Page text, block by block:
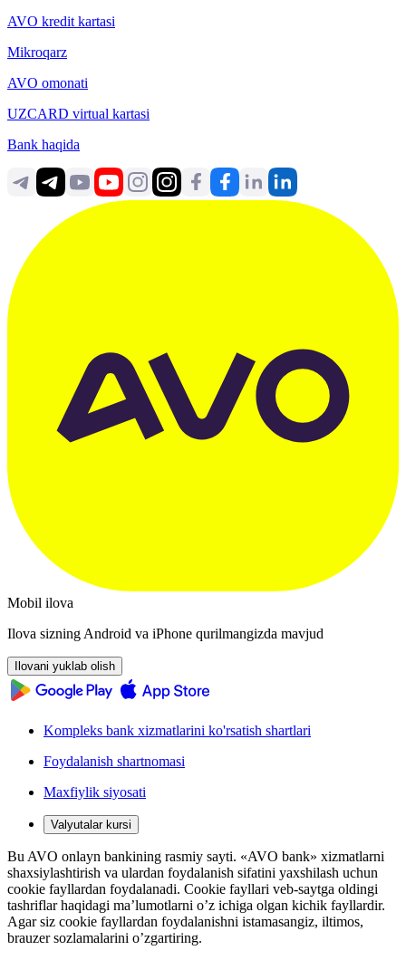
AVO kredit kartasi
Mikroqarz
AVO omonati
UZCARD virtual kartasi
Bank haqida
Mobil ilova
Ilova sizning Android va iPhone qurilmangizda mavjud
Ilovani yuklab olish
Kompleks bank xizmatlarini ko'rsatish shartlari
Foydalanish shartnomasi
Maxfiylik siyosati
Valyutalar kursi
Bu AVO onlayn bankining rasmiy sayti. «AVO bank» xizmatlarni
shaxsiylashtirish va ulardan foydalanish sifatini yaxshilash uchun
cookie fayllardan foydalanadi. Cookie fayllari veb-saytga oldingi
tashriflar haqidagi ma’lumotlarni o’z ichiga olgan kichik fayllardir.
Agar siz cookie fayllardan foydalanishni istamasangiz, iltimos,
brauzer sozlamalarini o’zgartiring.